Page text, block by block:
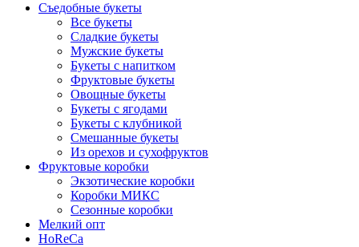
Съедобные букеты
Все букеты
Сладкие букеты
Мужские букеты
Букеты с напитком
Фруктовые букеты
Овощные букеты
Букеты с ягодами
Букеты с клубникой
Смешанные букеты
Из орехов и сухофруктов
Фруктовые коробки
Экзотические коробки
Коробки МИКС
Сезонные коробки
Мелкий опт
HoReCa